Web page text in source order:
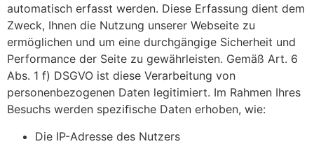
automatisch erfasst werden. Diese Erfassung dient dem
Zweck, Ihnen die Nutzung unserer Webseite zu
ermöglichen und um eine durchgängige Sicherheit und
Performance der Seite zu gewährleisten. Gemäß Art. 6
Abs. 1 f) DSGVO ist diese Verarbeitung von
personenbezogenen Daten legitimiert. Im Rahmen Ihres
Besuchs werden speziﬁsche Daten erhoben, wie:
Die IP-Adresse des Nutzers